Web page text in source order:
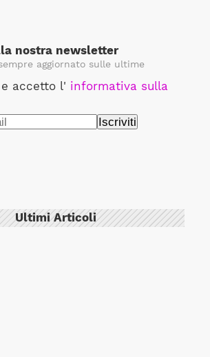
nostra newsletter
aggiornato sulle ultime
accetto l' informativa sulla
Ultimi Articoli